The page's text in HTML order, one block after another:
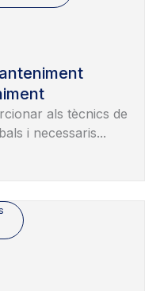
als tècnics de
i necessaris...